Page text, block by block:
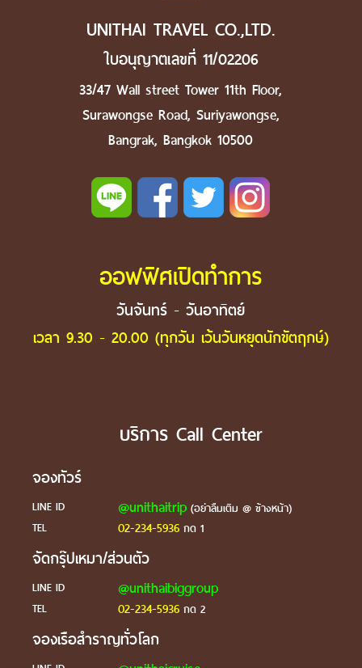
UNITHAI TRAVEL CO.,LTD.
ใบอนุญาตเลขที่ 11/02206
33/47 Wall street Tower 11th Floor,
Surawongse Road, Suriyawongse,
Bangrak, Bangkok 10500
ออฟฟิศเปิดทำการ
วันจันทร์ - วันอาทิตย์
เวลา 9.30 - 20.00 (ทุกวัน เว้นวันหยุดนักขัตฤกษ์)
บริการ Call Center
จองทัวร์
LINE ID @unithaitrip(อย่าลืมเติม @ ข้างหน้า)
TEL
02-234-5936กด 1
จัดกรุ๊ปเหมา/ส่วนตัว
LINE ID @unithaibiggroup
TEL 02-234-5936กด 2
จองเรือสำราญทั่วโลก